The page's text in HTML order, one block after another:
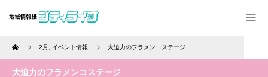
Home 2月 イベント情報 大迫力のフラメンコステージ
大迫力のフラメンコステージ